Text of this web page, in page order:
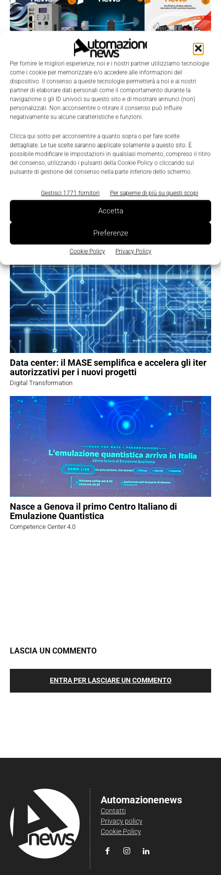
Per fornire le migliori esperienze, noi e i nostri partner utilizziamo tecnologie
come i cookie per memorizzare e/o accedere alle informazioni del
dispositivo. Il consenso a queste tecnologie permetterà a noi e ai nostri
partner di elaborare dati personali come il comportamento durante la
navigazione o gli ID univoci su questo sito e di mostrare annunci (non)
personalizzati. Non acconsentire o ritirare il consenso può influire
negativamente su alcune caratteristiche e funzioni.
Clicca qui sotto per acconsentire a quanto sopra o per fare scelte
dettagliate. Le tue scelte saranno applicate solamente a questo sito. È
possibile modificare le impostazioni in qualsiasi momento, compreso il ritiro
del consenso, utilizzando i pulsanti della Cookie Policy o cliccando sul
pulsante di gestione del consenso nella parte inferiore dello schermo.
Gestisci 1771 fornitori Per saperne di più su questi scopi
Accetta
Preferenze
Cookie Policy Privacy Policy
TI POTREBBERO INTERESSARE ⇢
Robotica autonoma: una piattaforma aperta
accelera lo sviluppo
Data center: il MASE semplifica e accelera gli iter
autorizzativi per i nuovi progetti
Digital Transformation
Nasce a Genova il primo Centro Italiano di
Emulazione Quantistica
Competence Center 4.0
LASCIA UN COMMENTO
ENTRA PER LASCIARE UN COMMENTO
Automazionenews
Contatti
Privacy policy
Cookie Policy